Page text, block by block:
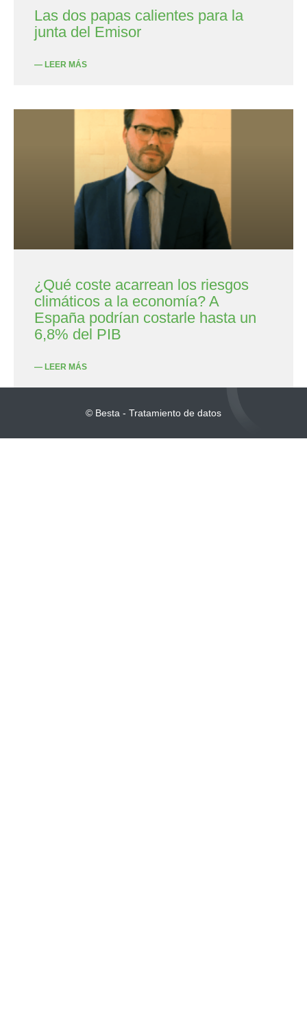
Las dos papas calientes para la
junta del Emisor
— LEER MÁS
¿Qué coste acarrean los riesgos
climáticos a la economía? A
España podrían costarle hasta un
6,8% del PIB
— LEER MÁS
© Besta - Tratamiento de datos